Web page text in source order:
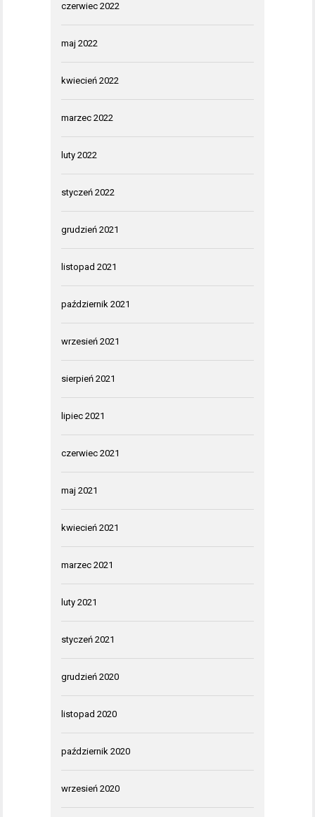
czerwiec 2022
maj 2022
kwiecień 2022
marzec 2022
luty 2022
styczeń 2022
grudzień 2021
listopad 2021
październik 2021
wrzesień 2021
sierpień 2021
lipiec 2021
czerwiec 2021
maj 2021
kwiecień 2021
marzec 2021
luty 2021
styczeń 2021
grudzień 2020
listopad 2020
październik 2020
wrzesień 2020